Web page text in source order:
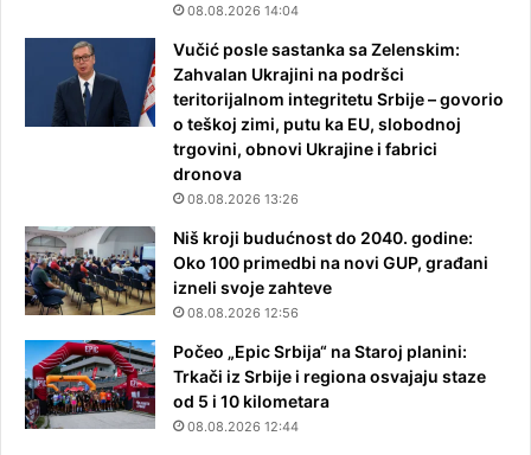
08.08.2026 14:04
Vučić posle sastanka sa Zelenskim:
Zahvalan Ukrajini na podršci
teritorijalnom integritetu Srbije – govorio
o teškoj zimi, putu ka EU, slobodnoj
trgovini, obnovi Ukrajine i fabrici
dronova
08.08.2026 13:26
Niš kroji budućnost do 2040. godine:
Oko 100 primedbi na novi GUP, građani
izneli svoje zahteve
08.08.2026 12:56
Počeo „Epic Srbija“ na Staroj planini:
Trkači iz Srbije i regiona osvajaju staze
od 5 i 10 kilometara
08.08.2026 12:44